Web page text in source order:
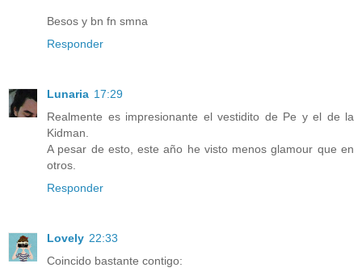
Besos y bn fn smna
Responder
Lunaria 17:29
Realmente es impresionante el vestidito de Pe y el de la
Kidman.
A pesar de esto, este año he visto menos glamour que en
otros.
Responder
Lovely 22:33
Coincido bastante contigo: